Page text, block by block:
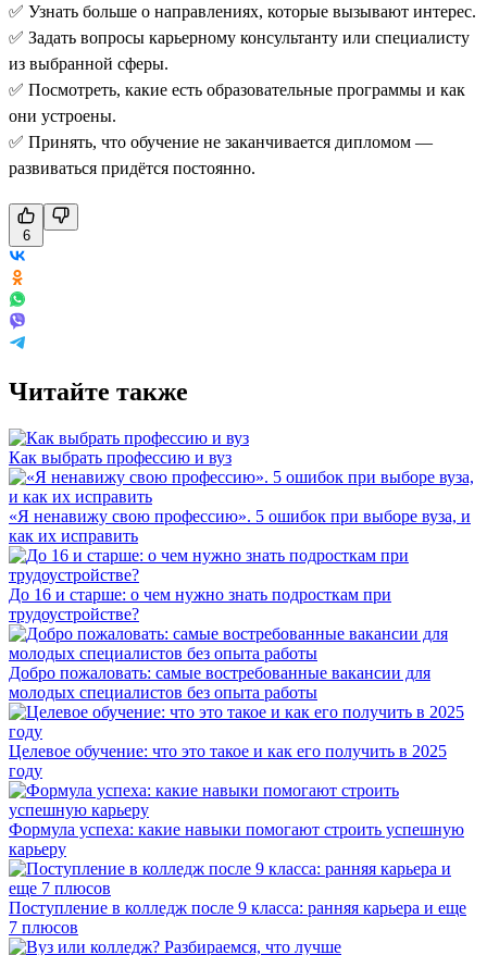
✅ Узнать больше о направлениях, которые вызывают интерес.
✅ Задать вопросы карьерному консультанту или специалисту
из выбранной сферы.
✅ Посмотреть, какие есть образовательные программы и как
они устроены.
✅ Принять, что обучение не заканчивается дипломом —
развиваться придётся постоянно.
6
Читайте также
Как выбрать профессию и вуз
«Я ненавижу свою профессию». 5 ошибок при выборе вуза, и
как их исправить
До 16 и старше: о чем нужно знать подросткам при
трудоустройстве?
Добро пожаловать: самые востребованные вакансии для
молодых специалистов без опыта работы
Целевое обучение: что это такое и как его получить в 2025
году
Формула успеха: какие навыки помогают строить успешную
карьеру
Поступление в колледж после 9 класса: ранняя карьера и еще
7 плюсов